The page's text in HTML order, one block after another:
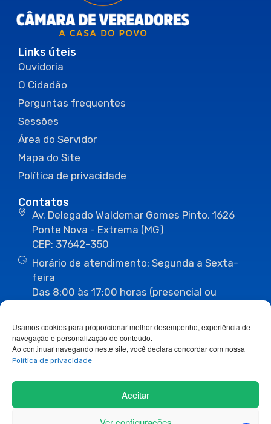
Usamos cookies para proporcionar melhor desempenho, experiência de
navegação e personalização de conteúdo.
Ao continuar navegando neste site, você declara concordar com nossa
Política de privacidade
Aceitar
Links úteis
Ouvidoria
O Cidadão
Perguntas frequentes
Sessões
Área do Servidor
Mapa do Site
Política de privacidade
Contatos
Av. Delegado Waldemar Gomes Pinto, 1626
Ponte Nova - Extrema (MG)
CEP: 37642-350
Horário de atendimento: Segunda a Sexta-
feira
Das 8:00 às 17:00 horas (presencial ou
(35) 3435-1112 (35) 3435-3063
ouvidoria@camaraextrema.mg.gov.br
imprensa@camaraextrema.mg.gov.br
Siga-nos: